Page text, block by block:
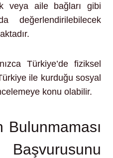
veya aile bağları gibi
değerlendirilebilecek
Türkiye’de fiziksel
ile kurduğu sosyal
konu olabilir.
Bulunmaması